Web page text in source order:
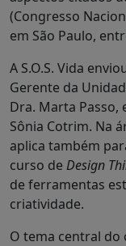
(Congresso
em São Paulo,
A S.O.S. Vida
Gerente da
Dra. Marta Passo,
Sônia Cotrim. Na
aplica também
curso de Design
de ferramentas
criatividade.
O tema central do